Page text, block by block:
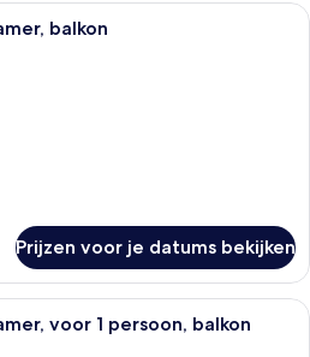
Een moderne hotelkamer met een
balkon
Prijzen voor je datums bekijken
Een moderne hotelkamer met een
voor 1 persoon, balkon